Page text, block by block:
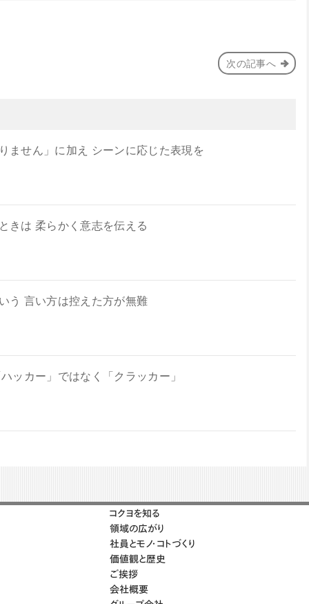
次の記事へ
ません」に加え シーンに応じた表現を
きは 柔らかく意志を伝える
う 言い方は控えた方が無難
ッカー」ではなく「クラッカー」
コクヨを知る
領域の広がり
社員とモノ・コトづくり
価値観と歴史
ご挨拶
会社概要